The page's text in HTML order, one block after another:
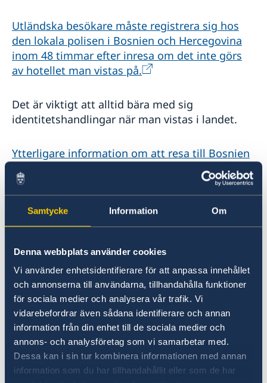
Samtycke Information Om
Denna webbplats använder cookies
Vi använder enhetsidentifierare för att anpassa innehållet
och annonserna till användarna, tillhandahålla funktioner
för sociala medier och analysera vår trafik. Vi
vidarebefordrar även sådana identifierare och annan
information från din enhet till de sociala medier och
annons- och analysföretag som vi samarbetar med.
Dessa kan i sin tur kombinera informationen med annan
information som du har tillhandahållit eller som de har
Utländska besökare måste registrera sig hos
den lokala polisen i Bosnien och Hercegovina
inom 48 timmar efter inresa om det inte görs
av hotellet man vistas på.
Det är viktigt att alltid bära med sig
identitetshandlingar när man vistas i landet.
Ytterligare information om att resa till Bosnien
och Hercegovina återfinns på hemsidan hos
myndigheten som ansvarar för säkerhet i
landet.
Resa med barn
Minderåriga barn (under 18 år), som inte är
medborgare i BiH, med ett giltigt
resedokument kan resa in i BiH tillsammans
med ena föräldern, vårdnadshavare eller med
annan person om det finns en certifierad
fullmakt från andre
föräldern/föräldrar/vårdnadshavare. Fullmakten
bör vara certifierad av Notarius publicus. Om